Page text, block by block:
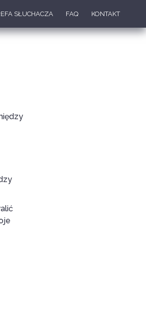
SŁUCHACZA FAQ KONTAKT